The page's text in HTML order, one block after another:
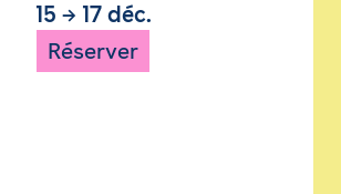
15 → 17 déc.
Réserver